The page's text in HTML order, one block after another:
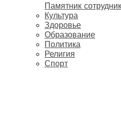
Памятник
Культура
Здоровье
Образование
Политика
Религия
Спорт